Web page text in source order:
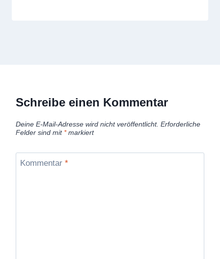
Schreibe einen Kommentar
Deine E-Mail-Adresse wird nicht veröffentlicht. Erforderliche
Felder sind mit *markiert
Kommentar *